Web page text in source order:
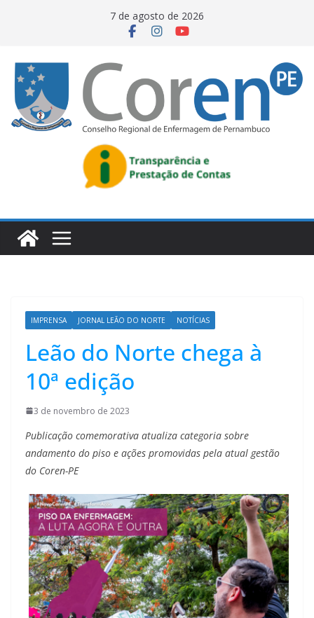
7 de agosto de 2026
IMPRENSA JORNAL LEÃO DO NORTE NOTÍCIAS
Leão do Norte chega à
10ª edição
3 de novembro de 2023
Publicação comemorativa atualiza categoria sobre
andamento do piso e ações promovidas pela atual gestão
do Coren-PE